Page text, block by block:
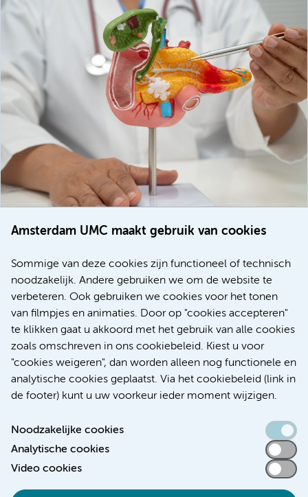
Amsterdam UMC maakt gebruik van cookies
Sommige van deze cookies zijn functioneel of technisch
noodzakelijk. Andere gebruiken we om de website te
verbeteren. Ook gebruiken we cookies voor het tonen
van filmpjes en animaties. Door op "cookies accepteren"
te klikken gaat u akkoord met het gebruik van alle cookies
zoals omschreven in ons cookiebeleid. Kiest u voor
"cookies weigeren", dan worden alleen nog functionele en
analytische cookies geplaatst. Via het cookiebeleid (link in
de footer) kunt u uw voorkeur ieder moment wijzigen.
Noodzakelijke cookies
Analytische cookies
Video cookies
voor patiënten met alvleesklierkanker verbeteren
Meer
Toegankelijkheidsverklaring